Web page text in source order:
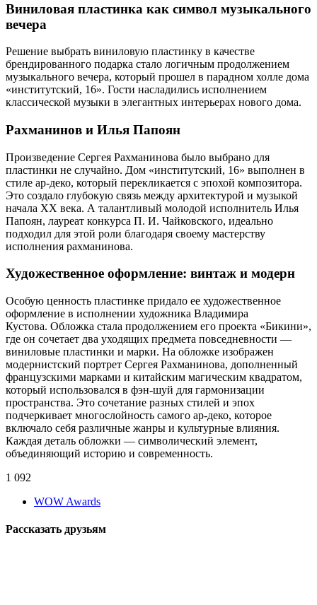
Виниловая пластинка как символ музыкального
вечера
Решение выбрать виниловую пластинку в качестве
брендированного подарка стало логичным продолжением
музыкального вечера, который прошел в парадном холле дома
«институтский, 16». Гости насладились исполнением
классической музыки в элегантных интерьерах нового дома.
Рахманинов и Илья Папоян
Произведение Сергея Рахманинова было выбрано для
пластинки не случайно. Дом «институтский, 16» выполнен в
стиле ар-деко, который перекликается с эпохой композитора.
Это создало глубокую связь между архитектурой и музыкой
начала ХХ века. А талантливый молодой исполнитель Илья
Папоян, лауреат конкурса П. И. Чайковского, идеально
подходил для этой роли благодаря своему мастерству
исполнения рахманинова.
Художественное оформление: винтаж и модерн
Особую ценность пластинке придало ее художественное
оформление в исполнении художника Владимира
Кустова. Обложка стала продолжением его проекта «Бикини»,
где он сочетает два уходящих предмета повседневности —
виниловые пластинки и марки. На обложке изображен
модернистский портрет Сергея Рахманинова, дополненный
французскими марками и китайским магическим квадратом,
который использовался в фэн-шуй для гармонизации
пространства. Это сочетание разных стилей и эпох
подчеркивает многослойность самого ар-деко, которое
включало себя различные жанры и культурные влияния.
Каждая деталь обложки — символический элемент,
объединяющий историю и современность.
1 092
WOW Awards
Рассказать друзьям